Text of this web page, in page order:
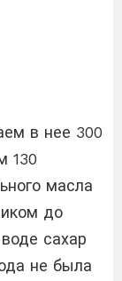
в нее 300
130
масла
до
сахар
не была